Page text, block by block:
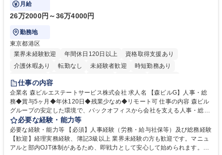
月給
26万2000円～36万4000円
勤務地
東京都港区
業界未経験歓迎
年間休日120日以上
資格取得支援あり
介護休暇あり
転勤なし 未経験者歓迎
時短勤務あり
経験者歓迎
完全週休2日制
交通費支給 長期歓迎 駅近5分以内 土日祝休み
仕事の内容
企業名 森ビルエステートサービス株式会社 求人名 【森ビルG】人事・総
務◆賞与5ヶ月◆年休120日◆残業少なめ◆リモート可 仕事の内容 森ビル
グループの安定した環境で、バックオフィスから会社を支える人事・総務
をお任せします。 労務と総務の業務をバランスよく担当し、ゆくゆくは制
度改定などのコア業務にも挑戦できる、やりがいある環境です。 ■勤怠管
理、給与計算、社会保険手続き、年末調整等の労務管理全般 ■入退社手続
き、社内規定の改定や人事制度改定などのコア業務 ■社内イベントの企画
必要な経験・能力等
必要な経験・能力等 【必須】人事経験（労務・給与社保等）及び総務経験
【歓迎】経理実務経験、簿記3級以上 業界未経験の方も歓迎です。マニュ
アルと部内OJT体制があるため、即戦力として安心して始められます。